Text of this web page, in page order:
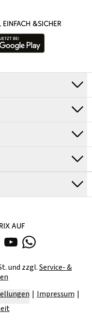
&SICHER
AUF
und zzgl.Service- &
Impressum